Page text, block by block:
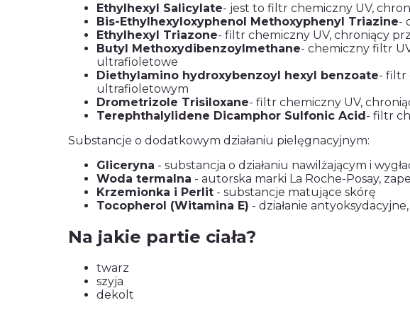
Ethylhexyl Salicylate- jest to filtr chemiczny UV,
Bis-Ethylhexyloxyphenol Methoxyphenyl Triazine-
Ethylhexyl Triazone- filtr chemiczny UV, chroniący
Butyl Methoxydibenzoylmethane- chemiczny filtr
ultrafioletowe
Diethylamino hydroxybenzoyl hexyl benzoate- filtr
ultrafioletowym
Drometrizole Trisiloxane- filtr chemiczny UV,
Terephthalylidene Dicamphor Sulfonic Acid- filtr
Substancje o dodatkowym działaniu pielęgnacyjnym:
Gliceryna - substancja o działaniu nawilżającym i
Woda termalna - autorska marki La Roche-Posay,
Krzemionka i Perlit - substancje matujące skórę
Tocopherol (Witamina E) - działanie
Na jakie partie ciała?
twarz
szyja
dekolt